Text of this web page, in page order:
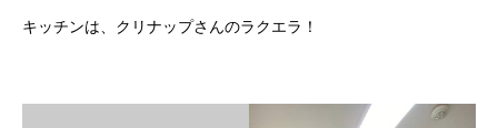
キッチンは、クリナップさんのラクエラ！